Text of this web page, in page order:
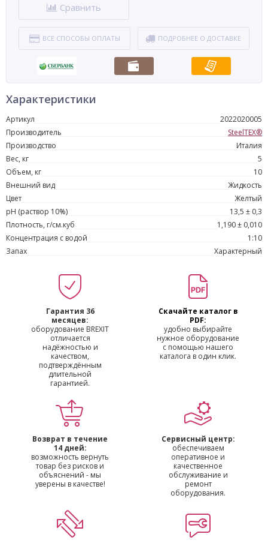
Сравнить
ВСЕ СПОСОБЫ ОПЛАТЫ ПОДРОБНЕЕ О ДОСТАВКЕ
Характеристики
Артикул
2022020005
Производитель
SteelTEX®
Производство
Италия
Вес, кг
5
Объем, кг
10
Внешний вид
Жидкость
Цвет
Желтый
pH (раствор 10%)
13,5 ± 0,3
Плотность, г/см.куб
1,190 ± 0,010
Концентрация с водой
1:10
Запах
Характерный
Гарантия 36
месяцев:
оборудование BREXIT
отличается
надёжностью и
качеством,
подтверждённым
длительной
гарантией.
Скачайте каталог в
PDF:
удобно выбирайте
нужное оборудование
с помощью нашего
каталога в один клик.
Возврат в течение
14 дней:
возможность вернуть
товар без рисков и
объяснений - мы
уверены в качестве!
Сервисный центр:
обеспечиваем
оперативное и
качественное
обслуживание и
ремонт
оборудования.